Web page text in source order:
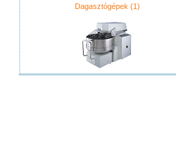
Dagasztógépek (1)